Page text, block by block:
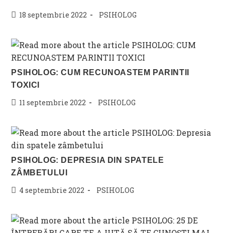
Post18 septembrie 2022
Post
PSIHOLOG
PSIHOLOG: CUM RECUNOASTEM PARINTII
TOXICI
Post11 septembrie 2022
Post
PSIHOLOG
PSIHOLOG: DEPRESIA DIN SPATELE
ZÂMBETULUI
Post4 septembrie 2022
Post
PSIHOLOG